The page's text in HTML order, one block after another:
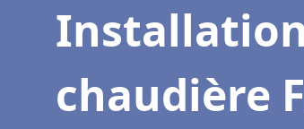
chaudière